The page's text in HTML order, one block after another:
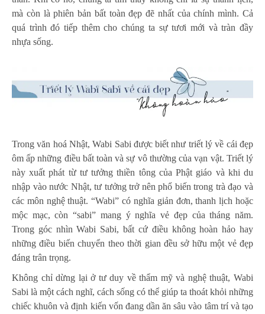
mà còn là phiên bản bất toàn đẹp đẽ nhất của chính mình. Cả
quá trình đó tiếp thêm cho chúng ta sự tươi mới và tràn đầy
nhựa sống.
Trong văn hoá Nhật, Wabi Sabi được biết như triết lý về cái đẹp
ôm ấp những điều bất toàn và sự vô thường của vạn vật. Triết lý
này xuất phát từ tư tưởng thiền tông của Phật giáo và khi du
nhập vào nước Nhật, tư tưởng trở nên phổ biến trong trà đạo và
các môn nghệ thuật. “Wabi” có nghĩa giản đơn, thanh lịch hoặc
mộc mạc, còn “sabi” mang ý nghĩa vẻ đẹp của tháng năm.
Trong góc nhìn Wabi Sabi,bất cứ điều không hoàn hảo hay
những điều biến chuyển theo thời gian đều sở hữu một vẻ đẹp
đáng trân trọng.
Không chỉ dừng lại ở tư duy về thẩm mỹ và nghệ thuật, Wabi
Sabi là một cách nghĩ, cách sống có thể giúp ta thoát khỏi những
chiếc khuôn và định kiến vốn đang dần ăn sâu vào tâm trí và tạo